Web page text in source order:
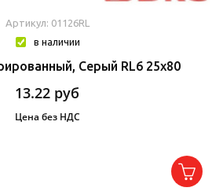
Артикул: 01126RL
в наличии
Серый RL6 25x80
13.22 руб
Цена без НДС